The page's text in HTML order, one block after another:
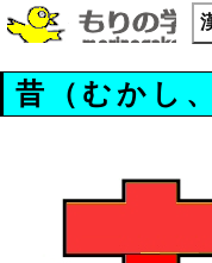
昔（むかし